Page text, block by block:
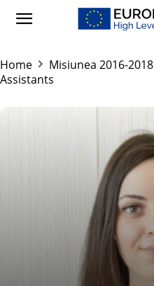
Home Misiunea 2016-2018
Assistants